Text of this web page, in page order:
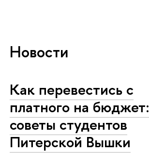
Новости
Как перевестись с
платного на бюджет:
советы студентов
Питерской Вышки